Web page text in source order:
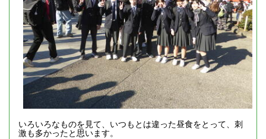
いろいろなものを見て、いつもとは違った昼食をとって、刺
激も多かったと思います。